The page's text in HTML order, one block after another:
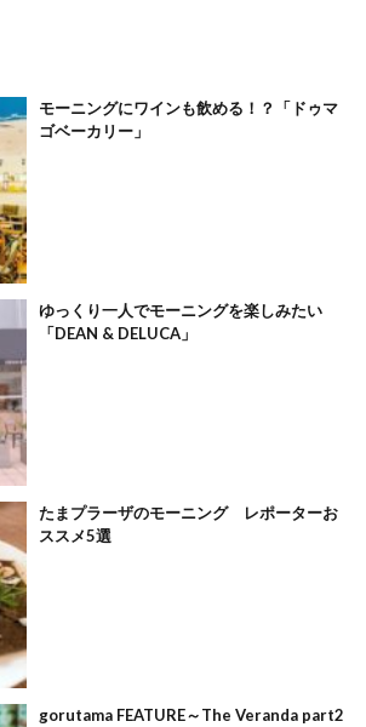
モーニングにワインも飲める！？「ドゥマ
ゴベーカリー」
ゆっくり一人でモーニングを楽しみたい
「DEAN & DELUCA」
たまプラーザのモーニング レポーターお
ススメ5選
gorutama FEATURE～The Veranda part2